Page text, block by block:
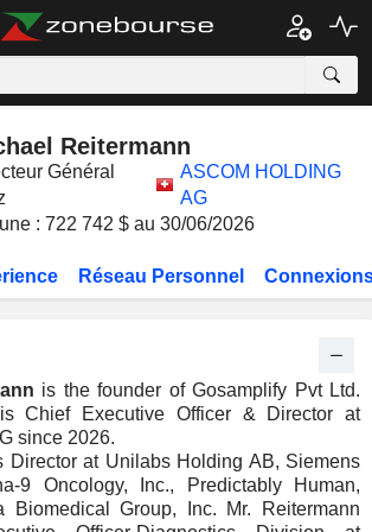
Reitermann
Général
ASCOM HOLDING
AG
: 722 742 $ au 30/06/2026
Réseau Personnel
is the founder of Gosamplify Pvt Ltd.
Chief Executive Officer & Director at
since 2026.
Director at Unilabs Holding AB, Siemens
9 Oncology, Inc., Predictably Human,
Biomedical Group, Inc. Mr. Reitermann